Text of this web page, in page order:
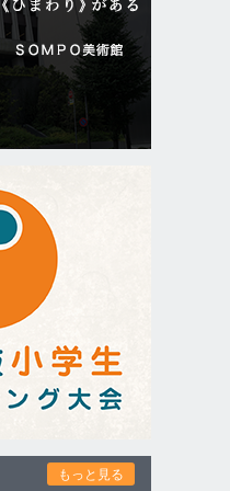
もっと見る